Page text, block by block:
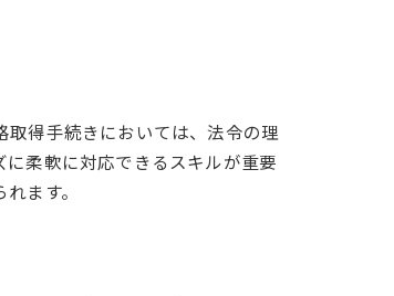
得手続きにおいては、法令の理
柔軟に対応できるスキルが重要
ます。